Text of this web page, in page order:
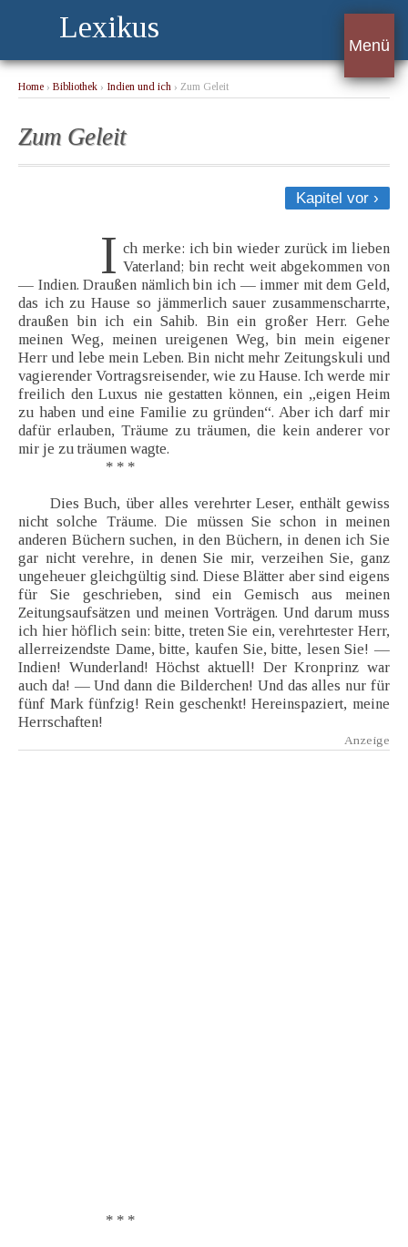
Lexikus
Menü
Home › Bibliothek › Indien und ich › Zum Geleit
Zum Geleit
Kapitel vor ›
I ch merke: ich bin wieder zurück im lieben
Vaterland; bin recht weit abgekommen von
— Indien. Draußen nämlich bin ich — immer mit dem Geld,
das ich zu Hause so jämmerlich sauer zusammenscharrte,
draußen bin ich ein Sahib. Bin ein großer Herr. Gehe
meinen Weg, meinen ureigenen Weg, bin mein eigener
Herr und lebe mein Leben. Bin nicht mehr Zeitungskuli und
vagierender Vortragsreisender, wie zu Hause. Ich werde mir
freilich den Luxus nie gestatten können, ein „eigen Heim
zu haben und eine Familie zu gründen“. Aber ich darf mir
dafür erlauben, Träume zu träumen, die kein anderer vor
mir je zu träumen wagte.
* * *
Dies Buch, über alles verehrter Leser, enthält gewiss
nicht solche Träume. Die müssen Sie schon in meinen
anderen Büchern suchen, in den Büchern, in denen ich Sie
gar nicht verehre, in denen Sie mir, verzeihen Sie, ganz
ungeheuer gleichgültig sind. Diese Blätter aber sind eigens
für Sie geschrieben, sind ein Gemisch aus meinen
Zeitungsaufsätzen und meinen Vorträgen. Und darum muss
ich hier höflich sein: bitte, treten Sie ein, verehrtester Herr,
allerreizendste Dame, bitte, kaufen Sie, bitte, lesen Sie! —
Indien! Wunderland! Höchst aktuell! Der Kronprinz war
auch da! — Und dann die Bilderchen! Und das alles nur für
fünf Mark fünfzig! Rein geschenkt! Hereinspaziert, meine
Herrschaften!
* * *